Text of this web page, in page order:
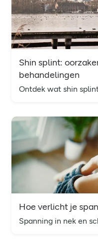
Shin splint:
behandelingen
Hoe verlicht je